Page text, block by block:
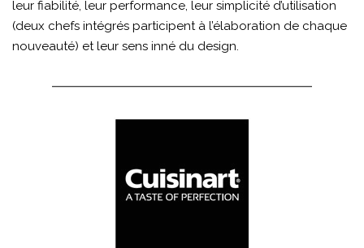
leur fiabilité, leur performance, leur simplicité d’utilisation
(deux chefs intégrés participent à l’élaboration de chaque
nouveauté) et leur sens inné du design.